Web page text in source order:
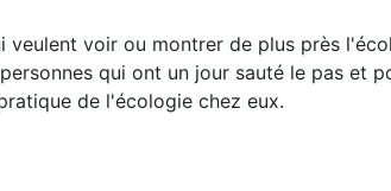
veulent voir ou montrer de plus près
qui ont un jour sauté le pas et
de l'écologie chez eux.